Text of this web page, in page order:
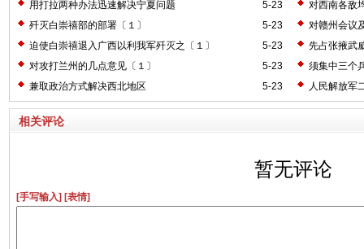
5-23
用打拉两种办法迅速解决宁夏问题
对西南各敌
5-23
歼灭白崇禧部的部署〔１〕
对赣州会议
5-23
迫使白崇禧退入广西以利我军歼灭之〔１〕
先占张掖武
5-23
对攻打兰州的几点意见〔１〕
须集中三个
5-23
兼取政治方式解决西北地区 人民解放军
相关评论
暂无评论
[手写输入] [表情]